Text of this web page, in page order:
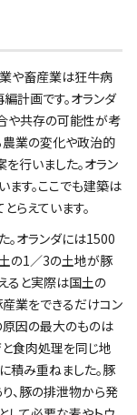
業や畜産業は狂牛病
計画です。オランダ
や共存の可能性が考
農業の変化や政治的
を行いました。オラン
す。ここでも建築は
らえています。
。オランダには1500
の1／3の土地が豚
ると実際は国土の
業をできるだけコン
原因の最大のものは
と食肉処理を同じ地
積み重ねました。豚
、豚の排泄物から発